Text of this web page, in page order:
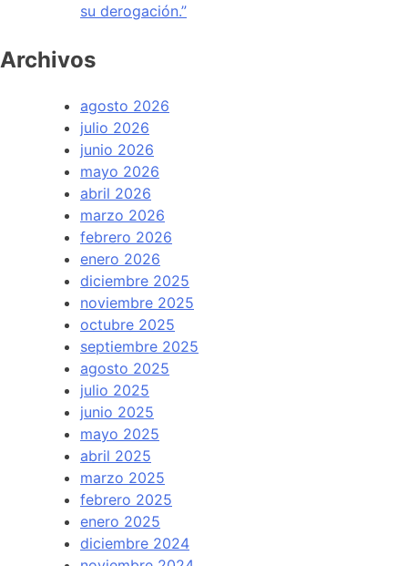
su derogación.”
Archivos
agosto 2026
julio 2026
junio 2026
mayo 2026
abril 2026
marzo 2026
febrero 2026
enero 2026
diciembre 2025
noviembre 2025
octubre 2025
septiembre 2025
agosto 2025
julio 2025
junio 2025
mayo 2025
abril 2025
marzo 2025
febrero 2025
enero 2025
diciembre 2024